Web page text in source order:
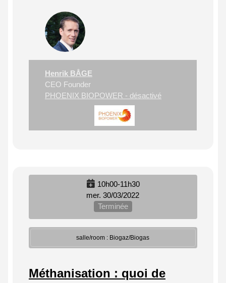
Henrik BÅGE
CEO Founder
PHOENIX BIOPOWER - désactivé
10h00-11h30
mer. 30/03/2022
Terminée
salle/room : Biogaz/Biogas
Méthanisation : quoi de